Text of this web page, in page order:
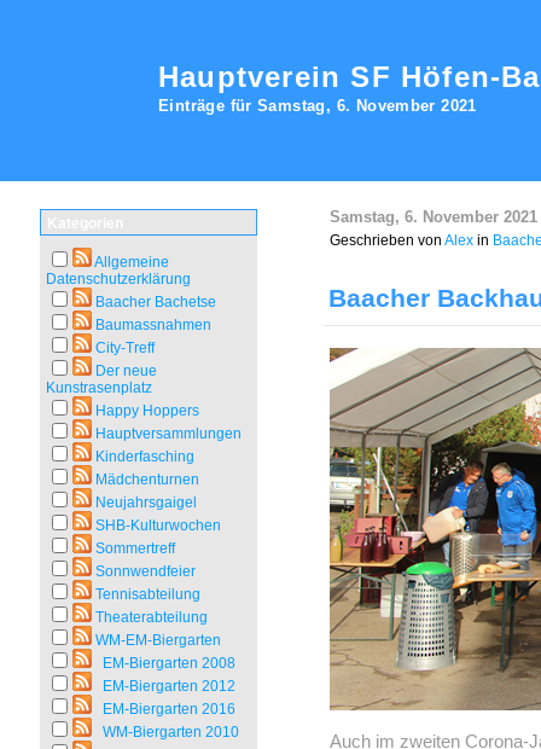
Hauptverein SF Höfen-
Einträge für Samstag, 6. November 2021
Kategorien
Allgemeine
Datenschutzerklärung
Baacher Bachetse
Baumassnahmen
City-Treff
Der neue
Kunstrasenplatz
Happy Hoppers
Hauptversammlungen
Kinderfasching
Mädchenturnen
Neujahrsgaigel
SHB-Kulturwochen
Sommertreff
Sonnwendfeier
Tennisabteilung
Theaterabteilung
WM-EM-Biergarten
EM-Biergarten 2008
EM-Biergarten 2012
EM-Biergarten 2016
WM-Biergarten 2010
Samstag, 6. November 2021
Geschrieben von Alex in
Baacher
Auch im zweiten Corona-